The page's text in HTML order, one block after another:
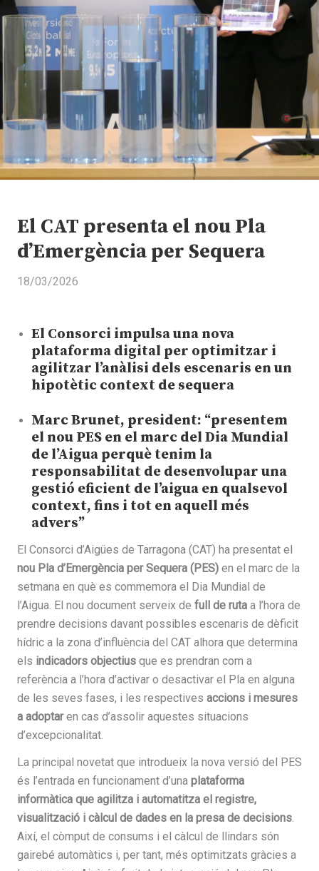
El CAT presenta el nou Pla
d’Emergència per Sequera
18/03/2026
El Consorci impulsa una nova
plataforma digital per optimitzar i
agilitzar l’anàlisi dels escenaris en un
hipotètic context de sequera
Marc Brunet, president: “presentem
el nou PES en el marc del Dia Mundial
de l’Aigua perquè tenim la
responsabilitat de desenvolupar una
gestió eficient de l’aigua en qualsevol
context, fins i tot en aquell més
advers”
El Consorci d’Aigües de Tarragona (CAT) ha presentat el
nou Pla d’Emergència per Sequera (PES) en el marc de la
setmana en què es commemora el Dia Mundial de
l’Aigua. El nou document serveix de full de ruta a l’hora de
prendre decisions davant possibles escenaris de dèficit
hídric a la zona d’influència del CAT alhora que determina
els indicadors objectius que es prendran com a
referència a l’hora d’activar o desactivar el Pla en alguna
de les seves fases, i les respectives accions i mesures
a adoptaren cas d’assolir aquestes situacions
d’excepcionalitat.
La principal novetat que introdueix la nova versió del PES
és l’entrada en funcionament d’una plataforma
informàtica que agilitza i automatitza el registre,
visualització i càlcul de dades en la presa de decisions.
Així, el còmput de consums i el càlcul de llindars són
gairebé automàtics i, per tant, més optimitzats gràcies a